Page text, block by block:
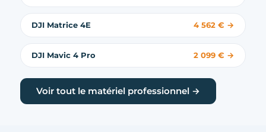
DJI Matrice 4E 4 562 € →
DJI Mavic 4 Pro 2 099 € →
Voir tout le matériel professionnel →